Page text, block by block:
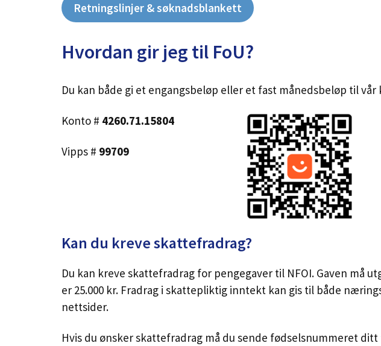
Retningslinjer & søknadsblankett
Hvordan gir jeg til FoU?
Du kan både gi et engangsbeløp eller et fast månedsbeløp til
Konto # 4260.71.15804
Vipps # 99709
Kan du kreve skattefradrag?
Du kan kreve skattefradrag for pengegaver til NFOI. Gaven må
er 25.000 kr. Fradrag i skattepliktig inntekt kan gis til både
nettsider.
Hvis du ønsker skattefradrag må du sende fødselsnummeret